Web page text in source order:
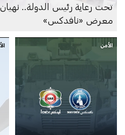
تحت رعاية رئيس الدولة.. نهيان
معرض «نافدكس»
الأمن